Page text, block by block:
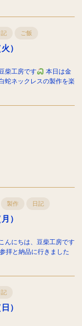
記 ご飯
）
柴工房です
本日は金
蛇ネックレスの製作を楽
製作 日記
）
んにちは、豆柴工房です
拝と納品に行きました
記
）